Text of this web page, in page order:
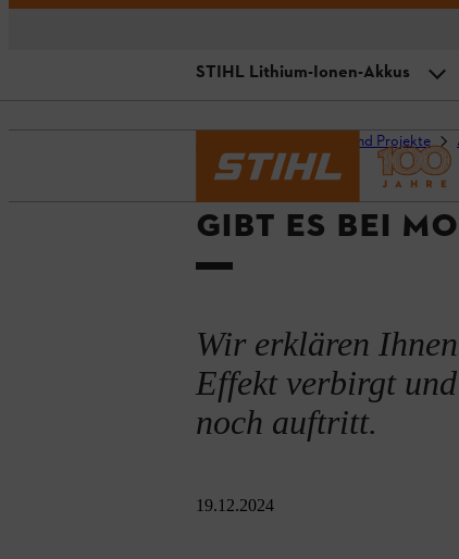
Ratgeber und Projekte
GIBT ES BEI
Wir erklären
Effekt verbirgt
noch auftritt.
19.12.2024
STIHL Lithium-Ionen-Akkus
Entdeckung des Memory
Bei welchen Akkus tritt der
STIHL Lithium-Ionen-Akkus